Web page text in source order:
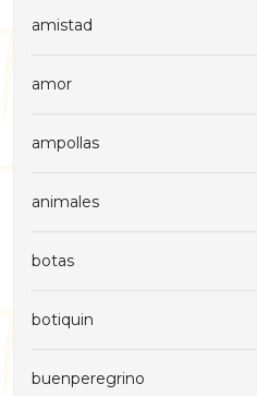
amistad
amor
ampollas
animales
botas
botiquin
buenperegrino